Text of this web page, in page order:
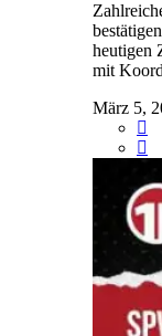
heutigen
mit
März 5,